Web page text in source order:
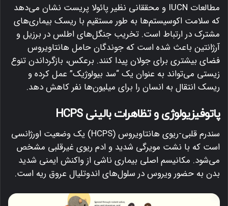
مطالعات IUCN و محققانی نظیر پائولا پریست نشان می‌دهد
که سلامت اکوسیستم‌ها به طور مستقیم با ریسک بیماری‌های
مشترک در ارتباط است. تخریب جنگل‌های اطلس در برزیل و
آرژانتین باعث شده است که جوندگان حامل هانتاویروس
فضای بیشتری برای جولان پیدا کنند. برعکس، بازگرداندن تنوع
زیستی می‌تواند به عنوان یک “سد بیولوژیک” عمل کرده و
ریسک انتقال به انسان را برای میلیون‌ها نفر کاهش دهد.
پاتوفیزیولوژی و تظاهرات بالینی HCPS
سندرم قلبی-ریوی هانتاویروس (HCPS) یک وضعیت اورژانسی
است که با نشت مویرگی شدید و ادم ریوی غیرقلبی مشخص
می‌شود. مکانیسم اصلی بیماری ناشی از واکنش ایمنی شدید
بدن به حضور ویروس در سلول‌های اندوتلیال عروق ریه است.